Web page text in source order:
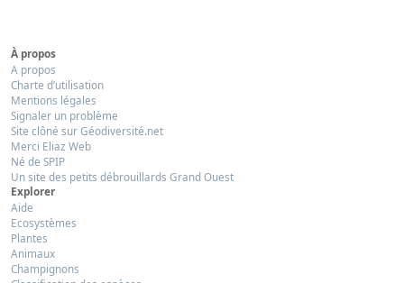
À propos
A propos
Charte d’utilisation
Mentions légales
Signaler un problème
Site clôné sur Géodiversité.net
Merci Eliaz Web
Né de SPIP
Un site des petits débrouillards Grand Ouest
Explorer
Aide
Ecosystèmes
Plantes
Animaux
Champignons